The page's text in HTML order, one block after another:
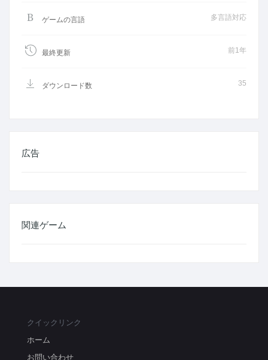
ゲームの言語 多言語対応
最終更新 前1年
ダウンロード数 35
広告
関連ゲーム
クイックリンク
ホーム